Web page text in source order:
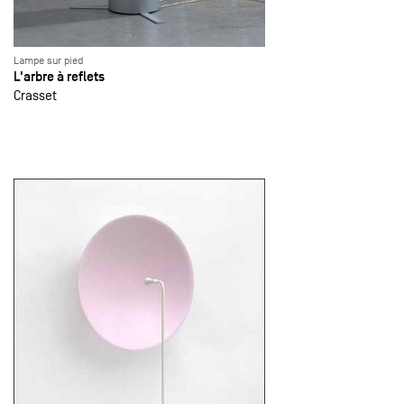
Lampe sur pied
L'arbre à reflets
Crasset